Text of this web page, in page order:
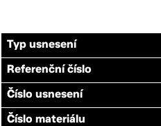
Typ usnesení
Referenční číslo
Číslo usnesení
Číslo materiálu